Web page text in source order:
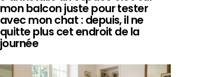
mon balcon juste pour tester
avec mon chat : depuis, il ne
quitte plus cet endroit de la
journée